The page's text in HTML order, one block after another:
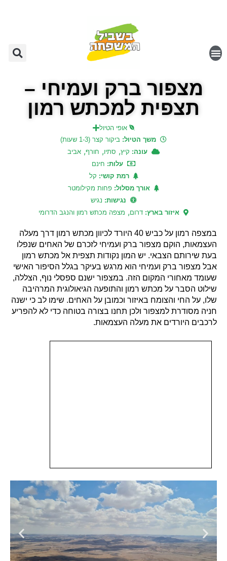
מצפור ברק ועמיחי –
תצפית למכתש רמון
אופי הטיול
משך הטיול: ביקור קצר (1-3 שעות)
עונה: קיץ, סתיו, חורף, אביב
עלות: חינם
רמת קושי: קל
אורך מסלול: פחות מקילומטר
נגישות: נגיש
איזור בארץ: דרום, מצפה מכתש רמון והנגב הדרומי
במצפה רמון על כביש 40 היורד לכיוון מכתש רמון דרך מעלה
העצמאות, הוקם מצפור ברק ועמיחי לזכרם של האחים שנפלו
בעת שירותם הצבאי. יש המון נקודות תצפית אל מכתש רמון
אבל מצפור ברק ועמיחי הוא מרגש בעיקר בגלל הסיפור האישי
שעומד מאחורי המקום הזה. במצפור ישנם ספסלי נוף, הצללה,
שילוט הסבר על מכתש רמון והתופעה הגיאולוגית המרהיבה
שלו, על החי והצומח באיזור וכמובן על האחים. שימו לב כי ישנה
חניה מסודרת למצפור ולכן תחנו בצורה בטוחה כדי לא להפריע
לרכבים היורדים את מעלה העצמאות.